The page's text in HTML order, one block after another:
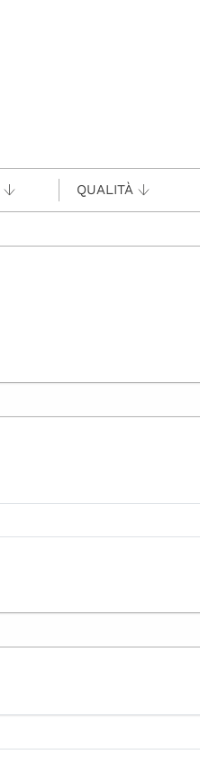
QUALITÀ